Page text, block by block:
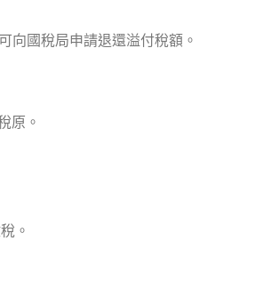
向國稅局申請退還溢付稅額。
原。
。